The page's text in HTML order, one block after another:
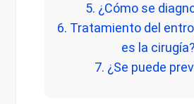
5. ¿Cómo se
6. Tratamiento del
es la cirugía?
7. ¿Se puede